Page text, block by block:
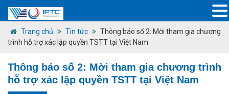
Trang chủ Tin tức
Thông báo số 2: Mời tham gia chương
trình hỗ trợ xác lập quyền TSTT tại Việt Nam
Thông báo số 2: Mời tham gia chương trình
hỗ trợ xác lập quyền TSTT tại Việt Nam